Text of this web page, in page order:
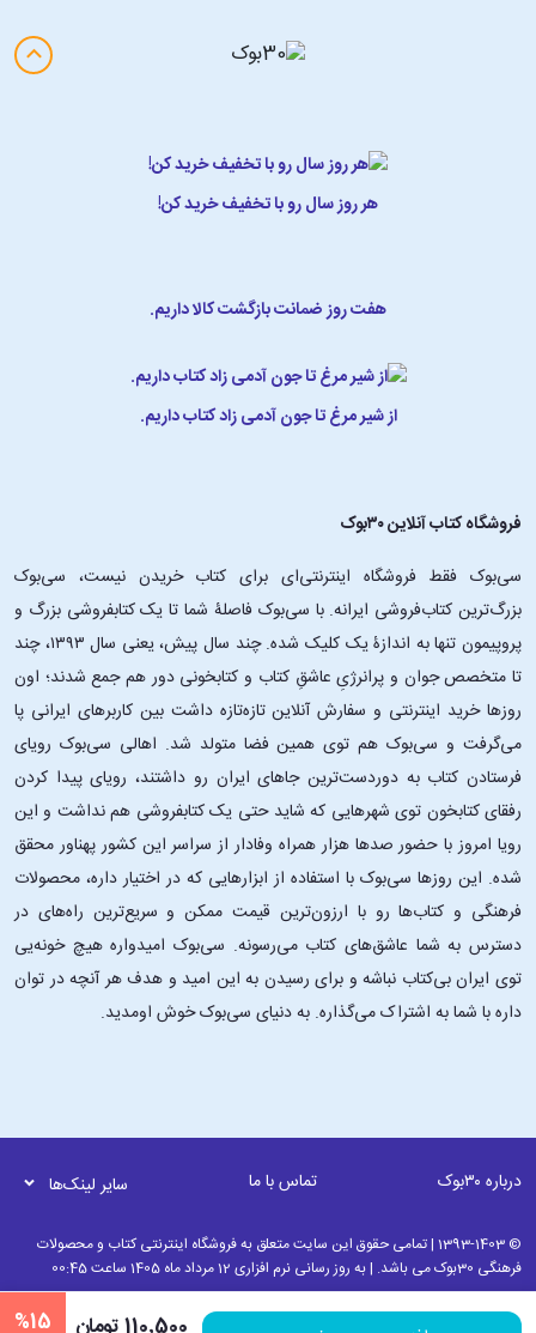
%15
هر روز سال رو با تخفیف خرید کن!
هفت روز ضمانت بازگشت کالا داریم.
از شیر مرغ تا جون آدمی زاد کتاب داریم.
فروشگاه کتاب آنلاین ۳۰بوک
سی‌بوک فقط فروشگاه اینترنتی‌ای برای کتاب خریدن نیست، سی‌بوک
بزرگ‌ترین کتاب‌فروشی ایرانه. با سی‌بوک فاصلۀ شما تا یک کتابفروشی بزرگ و
پروپیمون تنها به اندازۀ یک کلیک شده. چند سال پیش، یعنی سال ۱۳۹۳، چند
تا متخصص جوان و پرانرژیِ عاشقِ کتاب و کتابخونی دور هم جمع شدند؛ اون‌
روزها خرید اینترنتی و سفارش آنلاین تازه‌تازه داشت بین کاربرهای ایرانی پا
می‌گرفت و سی‌بوک هم توی همین فضا متولد شد. اهالی سی‌بوک رویای
فرستادن کتاب به دوردست‌ترین جاهای ایران رو داشتند، رویای پیدا کردن
رفقای کتابخون توی شهرهایی که شاید حتی یک کتابفروشی هم نداشت و این
رویا امروز با حضور صدها هزار همراه وفادار از سراسر این کشور پهناور محقق
شده. این ‌روزها سی‌بوک با استفاده از ابزارهایی که در اختیار داره، محصولات
فرهنگی و کتاب‌ها رو با ارزون‌ترین قیمت ممکن و سریع‌ترین راه‌های در
دسترس به شما عاشق‌های کتاب می‌رسونه. سی‌بوک امیدواره هیچ خونه‌یی
توی ایران بی‌کتاب نباشه و برای رسیدن به این امید و هدف هر آنچه در توان
داره با شما به اشتراک می‌گذاره. به دنیای سی‌بوک خوش اومدید.
درباره ۳۰بوک تماس با ما سایر لینک‌ها
© 1393-1403 | تمامی حقوق این سایت متعلق به فروشگاه اینترنتی کتاب و محصولات
فرهنگی 30بوک می باشد. | به روز رسانی نرم افزاری 12 مرداد ماه 1405 ساعت 00:45